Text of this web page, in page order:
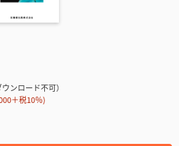
ンロード不可）
＋税10％)